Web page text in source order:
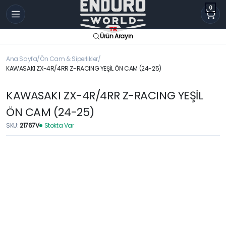
0
Ürün Arayın
Ana Sayfa Ön Cam & Siperlikler
KAWASAKI ZX-4R/4RR Z-RACING YEŞİL ÖN CAM (24-25)
KAWASAKI ZX-4R/4RR Z-RACING YEŞİL
ÖN CAM (24-25)
SKU:21767V Stokta Var